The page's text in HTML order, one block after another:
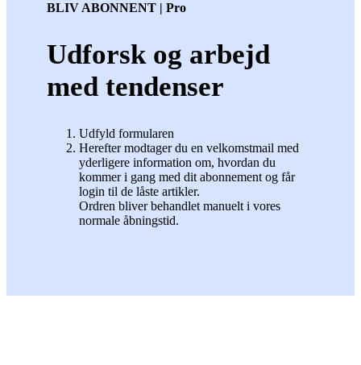
BLIV ABONNENT | Pro
Udforsk og arbejd
med tendenser
Udfyld formularen
Herefter modtager du en velkomstmail med
yderligere information om, hvordan du
kommer i gang med dit abonnement og får
login til de låste artikler.
Ordren bliver behandlet manuelt i vores
normale åbningstid.